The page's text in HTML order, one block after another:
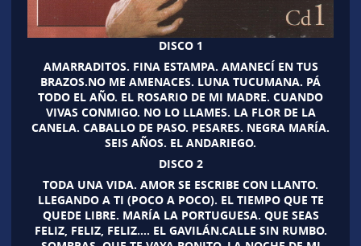
DISCO 1
AMARRADITOS. FINA ESTAMPA. AMANECÍ EN TUS
BRAZOS.NO ME AMENACES. LUNA TUCUMANA. PÁ
TODO EL AÑO. EL ROSARIO DE MI MADRE. CUANDO
VIVAS CONMIGO. NO LO LLAMES. LA FLOR DE LA
CANELA. CABALLO DE PASO. PESARES. NEGRA MARÍA.
SEIS AÑOS. EL ANDARIEGO.
DISCO 2
TODA UNA VIDA. AMOR SE ESCRIBE CON LLANTO.
LLEGANDO A TI (POCO A POCO). EL TIEMPO QUE TE
QUEDE LIBRE. MARÍA LA PORTUGUESA. QUE SEAS
FELIZ, FELIZ, FELIZ…. EL GAVILÁN.CALLE SIN RUMBO.